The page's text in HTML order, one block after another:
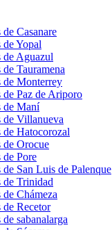
Casanare
Yopal
de Aguazul
Tauramena
de Monterrey
de Paz de Ariporo
de Maní
de Villanueva
de Hatocorozal
de Orocue
Pore
San Luis de Palenque
de Trinidad
Chámeza
Recetor
sabanalarga